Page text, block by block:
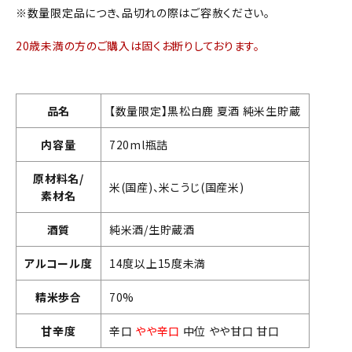
※数量限定品につき、品切れの際はご容赦ください。
20歳未満の方のご購入は固くお断りしております。
品名 【数量限定】黒松白鹿 夏酒 純米生貯蔵
内容量 720ml瓶詰
原材料名/
素材名
米(国産)、米こうじ(国産米)
酒質 純米酒/生貯蔵酒
アルコール度 14度以上15度未満
精米歩合 70%
甘辛度 辛口 やや辛口 中位 やや甘口 甘口